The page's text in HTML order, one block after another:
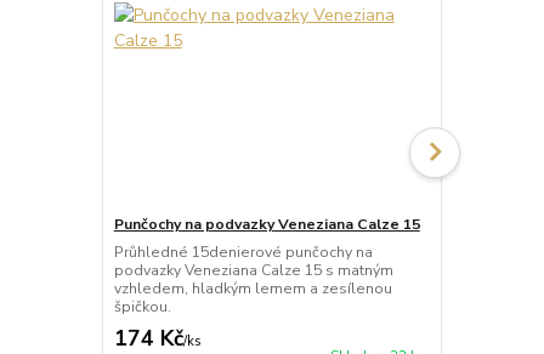
Punčochy na podvazky Veneziana Calze 15
Průhledné 15denierové punčochy na
podvazky Veneziana Calze 15 s matným
vzhledem, hladkým lemem a zesílenou
špičkou.
174 Kč/ks